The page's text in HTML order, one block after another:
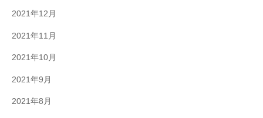
2021年12月
2021年11月
2021年10月
2021年9月
2021年8月